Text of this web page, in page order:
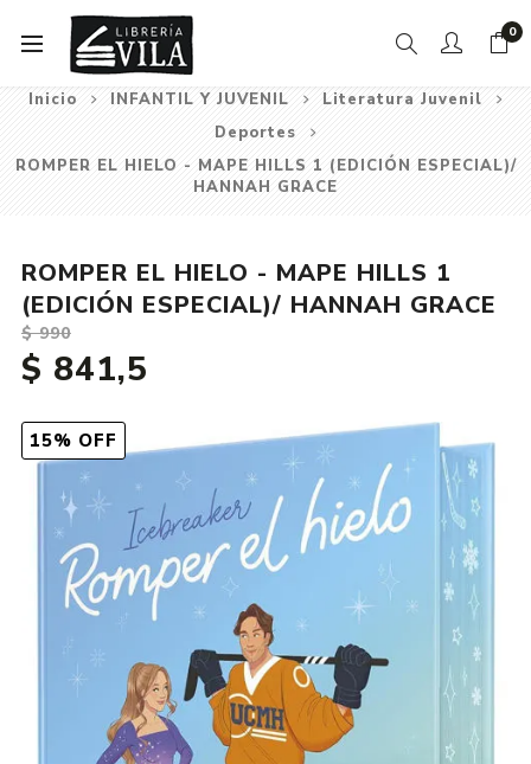
0
Inicio INFANTIL Y JUVENIL
Literatura Juvenil
Deportes
ROMPER EL HIELO - MAPE HILLS 1 (EDICIÓN ESPECIAL)/
HANNAH GRACE
15% OFF
ROMPER EL HIELO - MAPE HILLS 1
(EDICIÓN ESPECIAL)/ HANNAH GRACE
$ 990
$ 841,5